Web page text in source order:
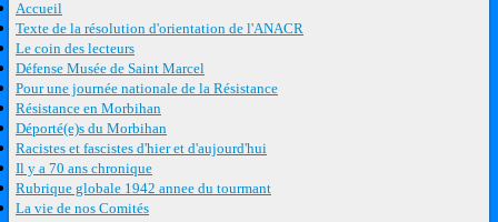
Accueil
Texte de la résolution d'orientation de l'ANACR
Le coin des lecteurs
Défense Musée de Saint Marcel
Pour une journée nationale de la Résistance
Résistance en Morbihan
Déporté(e)s du Morbihan
Racistes et fascistes d'hier et d'aujourd'hui
Il y a 70 ans chronique
Rubrique globale 1942 annee du tourmant
La vie de nos Comités